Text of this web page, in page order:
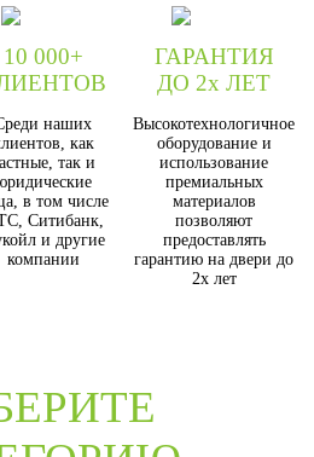
10 000+
наших
как
так и
в том числе
Ситибанк,
и другие
компании
ГАРАНТИЯ
ДО 2х ЛЕТ
Высокотехнологичное
оборудование и
использование
премиальных
материалов
позволяют
предоставлять
гарантию на двери до
2х лет